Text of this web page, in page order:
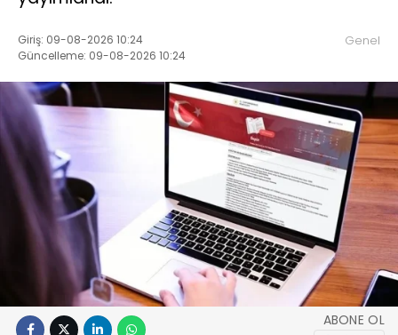
Giriş: 09-08-2026 10:24
Güncelleme: 09-08-2026 10:24
Genel
ABONE OL